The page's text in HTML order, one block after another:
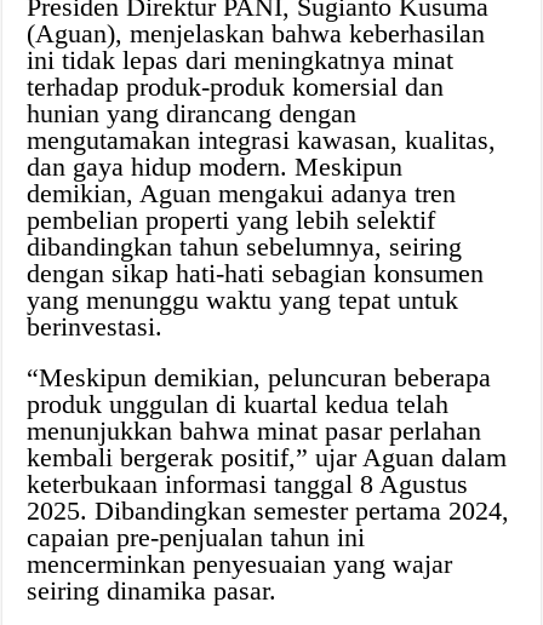
Presiden Direktur PANI, Sugianto Kusuma
(Aguan), menjelaskan bahwa keberhasilan
ini tidak lepas dari meningkatnya minat
terhadap produk-produk komersial dan
hunian yang dirancang dengan
mengutamakan integrasi kawasan, kualitas,
dan gaya hidup modern. Meskipun
demikian, Aguan mengakui adanya tren
pembelian properti yang lebih selektif
dibandingkan tahun sebelumnya, seiring
dengan sikap hati-hati sebagian konsumen
yang menunggu waktu yang tepat untuk
berinvestasi.
“Meskipun demikian, peluncuran beberapa
produk unggulan di kuartal kedua telah
menunjukkan bahwa minat pasar perlahan
kembali bergerak positif,” ujar Aguan dalam
keterbukaan informasi tanggal 8 Agustus
2025. Dibandingkan semester pertama 2024,
capaian pre-penjualan tahun ini
mencerminkan penyesuaian yang wajar
seiring dinamika pasar.